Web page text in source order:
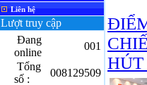
Liên hệ
Lượt truy cập
Đang
online
001
Tổng
số :
008129509
HÚT